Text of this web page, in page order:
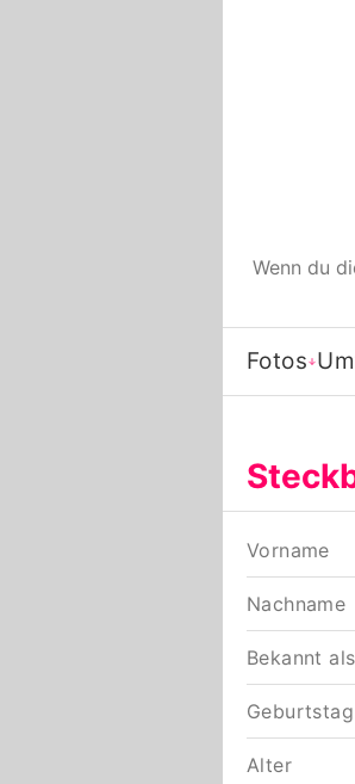
Wenn du
Fotos
Vorname
Nachname
Bekannt als
Geburtstag
Alter